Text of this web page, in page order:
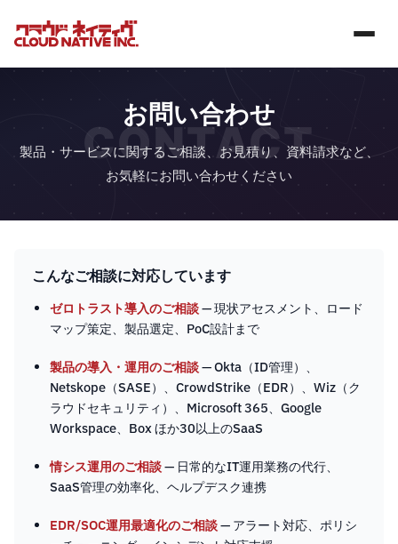
CONTACT
お問い合わせ
製品・サービスに関するご相談、お見積り、資料請求など、
お気軽にお問い合わせください
こんなご相談に対応しています
ゼロトラスト導入のご相談— 現状アセスメント、ロード
マップ策定、製品選定、PoC設計まで
製品の導入・運用のご相談— Okta（ID管理）、
Netskope（SASE）、CrowdStrike（EDR）、Wiz（ク
ラウドセキュリティ）、Microsoft 365、Google
Workspace、Box ほか30以上のSaaS
情シス運用のご相談— 日常的なIT運用業務の代行、
SaaS管理の効率化、ヘルプデスク連携
EDR/SOC運用最適化のご相談— アラート対応、ポリシ